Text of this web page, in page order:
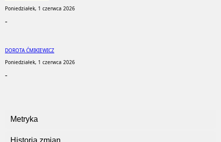
Poniedziałek, 1 czerwca 2026
-
DOROTA ĆMIKIEWICZ
Poniedziałek, 1 czerwca 2026
-
Metryka
Historia zmian